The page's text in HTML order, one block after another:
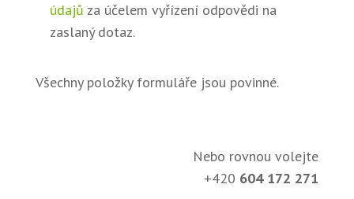
údajů za účelem vyřízení odpovědi na
zaslaný dotaz.
Všechny položky formuláře jsou povinné.
Nebo rovnou volejte
+420 604 172 271